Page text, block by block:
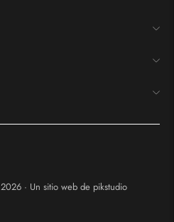
· Un sitio web de pikstudio